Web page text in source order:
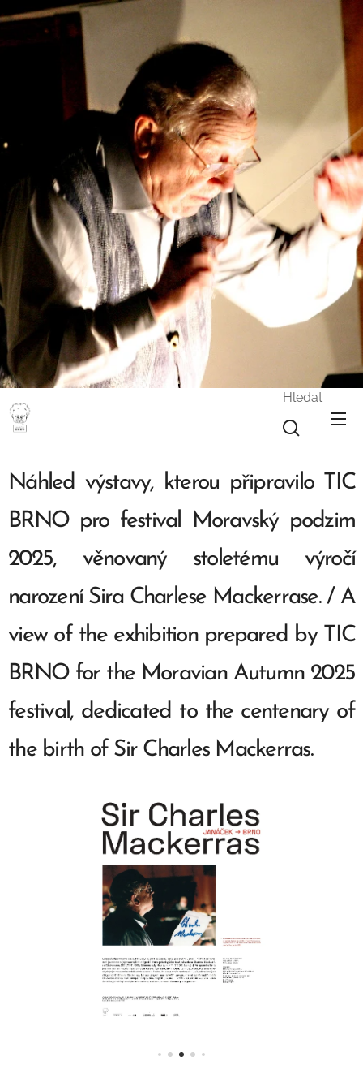
Hledat
Náhled výstavy, kterou připravilo TIC
BRNO pro festival Moravský podzim
2025, věnovaný stoletému výročí
narození Sira Charlese Mackerrase. / A
view of the exhibition prepared by TIC
BRNO for the Moravian Autumn 2025
festival, dedicated to the centenary of
the birth of Sir Charles Mackerras.